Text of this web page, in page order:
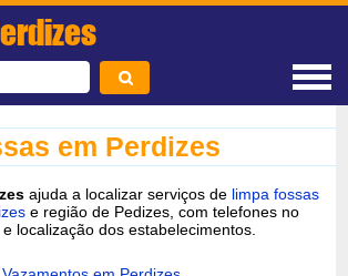
em Perdizes
ajuda a localizar serviços de limpa fossas
e região de Pedizes, com telefones no
localização dos estabelecimentos.